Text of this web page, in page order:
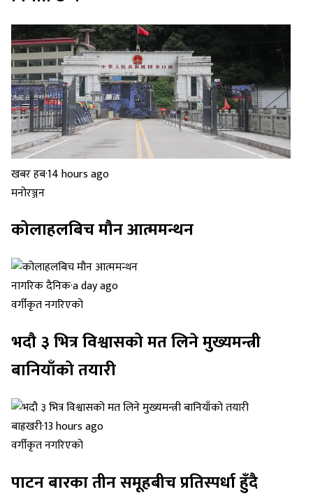
खबर हब·14 hours ago
मनोरञ्जन
कोलाहलबिच मौन आत्ममन्थन
नागरिक दैनिक·a day ago
वर्गीकृत नगरिएको
भदौ ३ भित्र विश्वासको मत लिने मुख्यमन्त्री
बानियाँको तयारी
बाह्रखरी·13 hours ago
वर्गीकृत नगरिएको
पाटन बारका तीन समूहबीच प्रतिस्पर्धा हुँदै